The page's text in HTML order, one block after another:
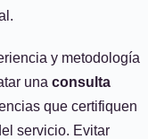
y metodología
una consulta
que certifiquen
servicio. Evitar